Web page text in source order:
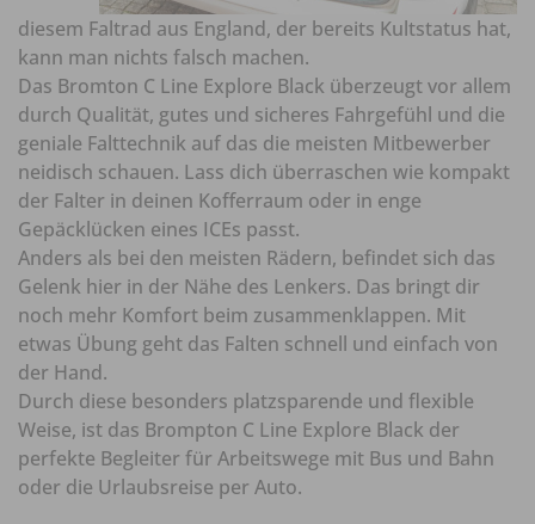
diesem Faltrad aus England, der bereits Kultstatus hat,
kann man nichts falsch machen.
Das Bromton C Line Explore Black überzeugt vor allem
durch Qualität, gutes und sicheres Fahrgefühl und die
geniale Falttechnik auf das die meisten Mitbewerber
neidisch schauen. Lass dich überraschen wie kompakt
der Falter in deinen Kofferraum oder in enge
Gepäcklücken eines ICEs passt.
Anders als bei den meisten Rädern, befindet sich das
Gelenk hier in der Nähe des Lenkers. Das bringt dir
noch mehr Komfort beim zusammenklappen. Mit
etwas Übung geht das Falten schnell und einfach von
der Hand.
Durch diese besonders platzsparende und flexible
Weise, ist das Brompton C Line Explore Black der
perfekte Begleiter für Arbeitswege mit Bus und Bahn
oder die Urlaubsreise per Auto.